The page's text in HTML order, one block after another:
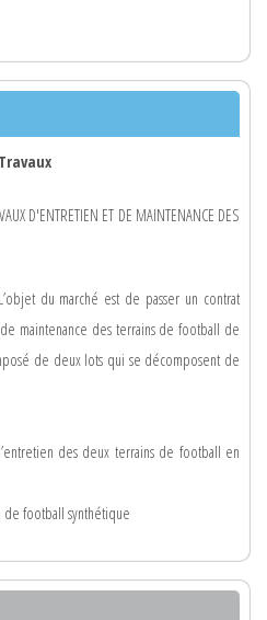
Travaux
D'ENTRETIEN ET DE MAINTENANCE DES
L’objet du marché est de passer un contrat
maintenance des terrains de football de
de deux lots qui se décomposent de
des deux terrains de football en
football synthétique